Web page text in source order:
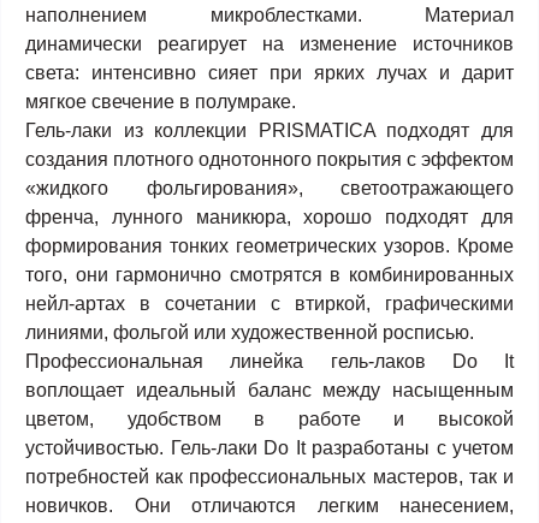
наполнением микроблестками. Материал
динамически реагирует на изменение источников
света: интенсивно сияет при ярких лучах и дарит
мягкое свечение в полумраке.
Гель-лаки из коллекции PRISMATICA подходят для
создания плотного однотонного покрытия с эффектом
«жидкого фольгирования», светоотражающего
френча, лунного маникюра, хорошо подходят для
формирования тонких геометрических узоров. Кроме
того, они гармонично смотрятся в комбинированных
нейл-артах в сочетании с втиркой, графическими
линиями, фольгой или художественной росписью.
Профессиональная линейка гель-лаков Do It
воплощает идеальный баланс между насыщенным
цветом, удобством в работе и высокой
устойчивостью. Гель-лаки Do It разработаны с учетом
потребностей как профессиональных мастеров, так и
новичков. Они отличаются легким нанесением,